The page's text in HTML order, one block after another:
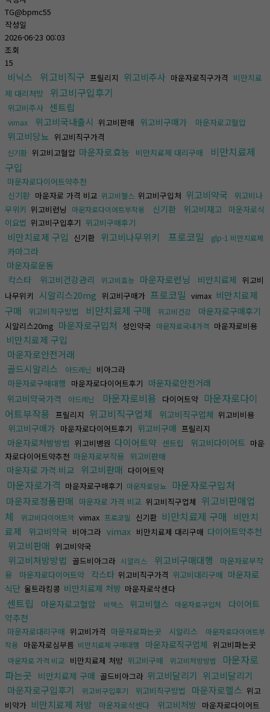
TG@bpmc55
작성일
2026-06-23 00:03
조회
15
비닉스 위고비직구 프릴리지 위고비주사 마운자로직구가격 비만치료
제 대리처방
위고비구입후기
위고비주사 센트립
vimax 위고비국내출시 위고비판매 위고비구매가 마운자로고혈압
위고비당뇨 위고비직구가격
신기환 위고비고혈압 마운자로효능 비만치료제 대리구매
비만치료제
구입
마운자로다이어트약추천
신기환 마운자로 가격 비교 위고비헬스 위고비구입처 위고비약국
위고비나
무위키 위고비런닝 마운자로다이어트부작용 신기환 위고비재고
마운자로식
이요법 위고비구입후기 위고비구매후기
비만치료제 구입 신기환 위고비나무위키 프로코밀 glp-1 비만치료제
카마그라
마운자로운동
칵스타
위고비건강관리 위고비효능 마운자로런닝 비만치료제 위고비
나무위키 시알리스20mg 위고비구매가 프로코밀 vimax 비만치료제
구매
위고비직구방법 비만치료제 구매 위고비건강 마운자로구매후기
시알리스20mg 마운자로구입처 성인약국 마운자로국내가격 마운자로비용
비만치료제 구입
마운자로안전거래
골드시알리스
아드레닌
비아그라
마운자로구매대행 마운자로다이어트후기 마운자로안전거래
위고비약국가격
아드레닌 마운자로비용 다이어트약 마운자로다이
어트부작용 프릴리지 위고비직구업체 위고비직구업체 위고비비용
위고비구매가 마운자로다이어트후기 위고비구매 프릴리지
마운자로처방방법 위고비병원 다이어트약 센트립 위고비다이어트 마운
자로다이어트약추천 마운자로부작용 위고비판매
마운자로 가격 비교 위고비판매 다이어트약
마운자로가격 마운자로구매후기 마운자로당뇨 마운자로구입처
마운자로정품판매 마운자로 가격 비교 위고비직구업체 위고비판매업
체
위고비다이어트약 vimax 프로코밀 신기환 비만치료제 구매
비만치
료제
위고비약국 비아그라 vimax 비만치료제 대리구매 다이어트약추천
위고비판매 위고비약국
위고비처방방법 골드비아그라 시알리스 위고비구매대행
마운자로부작
용
마운자로다이어트약 칵스타 위고비직구가격 위고비대리구매 마운자로
식단 울트라킹콩 비만치료제 처방 마운자로삭센다
센트립 마운자로고혈압 비맥스 위고비헬스 마운자로구입처
다이어트
약추천
마운자로대리구매 위고비가격 마운자로파는곳 시알리스
마운자로다이어트부
작용 마운자로심부름 비만치료제 구매대행 마운자로직구업체 위고비파는곳
마운자로 가격 비교 비만치료제 처방 위고비구매 위고비처방방법
마운자로
파는곳 비만치료제 구매 골드비아그라 위고비달리기 위고비달리기
마운자로구입후기
위고비구입후기 위고비직구방법 마운자로헬스 위고
비약가 비만치료제 처방 마운자로삭센다 위고비처방 마운자로다이어트